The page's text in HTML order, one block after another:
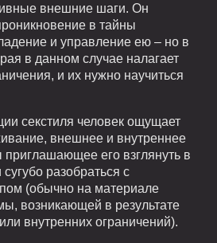
внешние шаги. Он
в тайны
и управление ею – но в
в данном случае налагает
и их нужно научиться
секстиля человек ощущает
внешнее и внутреннее
его взглянуть в
разобраться с
(обычно на материале
возникающей в результате
внутренних ограничений).